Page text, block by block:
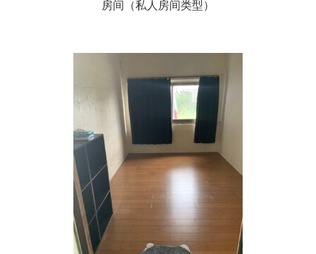
房间（私人房间类型）